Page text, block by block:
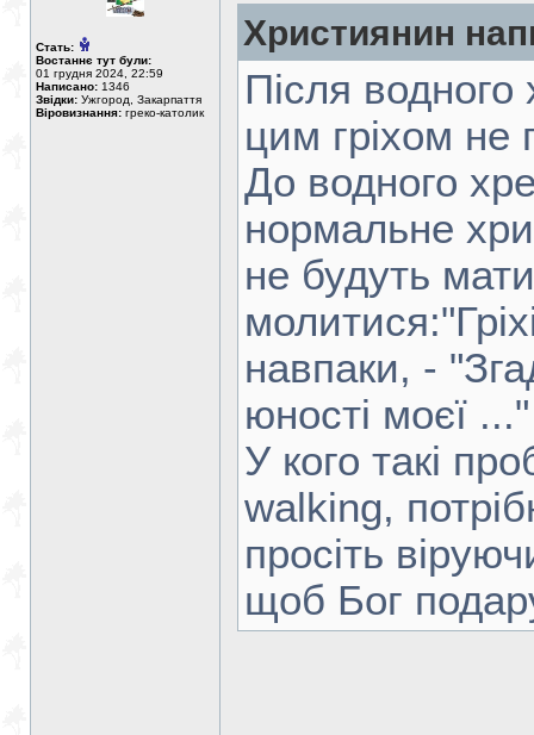
Стать:
Востаннє тут були:
01 грудня 2024, 22:59
Написано: 1346
Звідки: Ужгород, Закарпаття
Віровизнання: греко-католик
Християнин
Після водного
цим гріхом не
До водного
нормальне
не будуть
навпаки, -
юності моєї ..."
У кого такі
walking,
просіть
щоб Бог